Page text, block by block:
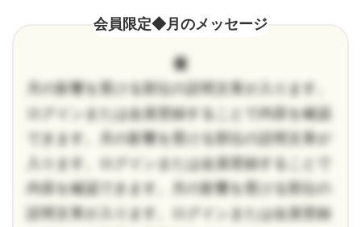
会員限定◆月のメッセージ
仮
月の影響を受ける部位の説明文章が入ります。
ログインまたは会員登録することで内容を確認
できます。月の影響を受ける部位の説明文章が
入ります。ログインまたは会員登録することで
内容を確認できます。月の影響を受ける部位の
説明文章が入ります。ログインまたは会員登録